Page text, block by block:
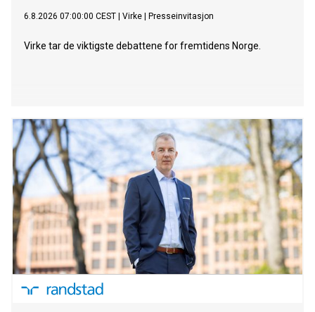
6.8.2026 07:00:00 CEST Virke Presseinvitasjon
Virke tar de viktigste debattene for fremtidens Norge.